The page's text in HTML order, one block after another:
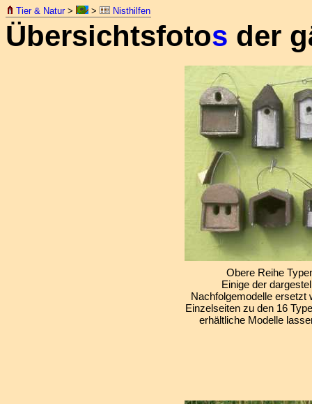
Tier & Natur> > Nisthilfen
Übersichtsfotos der
Obere Reihe
Einige der
Nachfolgemodelle ersetzt
Einzelseiten zu den 16
erhältliche Modelle